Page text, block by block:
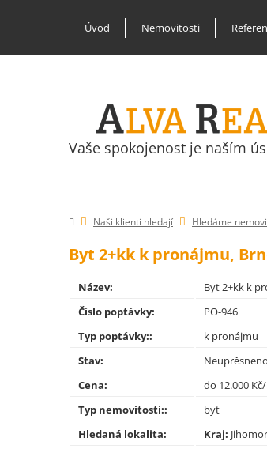
Úvod Nemovitosti
Vaše spokojenost je naším
Naši klienti hledají Hledáme
Byt 2+kk k pronájmu,
Název:
Byt 2+kk k
Číslo poptávky:
PO-946
Typ poptávky::
k pronájmu
Stav:
Neuprěsneno
Cena:
do 12.000
Typ nemovitosti::
byt
Hledaná lokalita:
Kraj: